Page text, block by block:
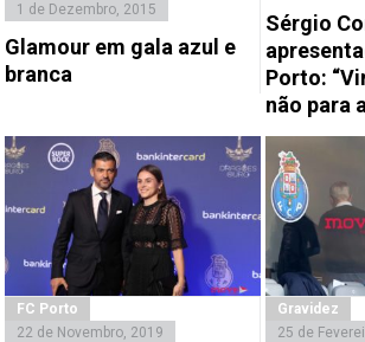
1 de Dezembro, 2015
Glamour em gala azul e
branca
Sérgio
Porto:
não para
FC Porto
22 de Novembro, 2019
Gravidez
25 de